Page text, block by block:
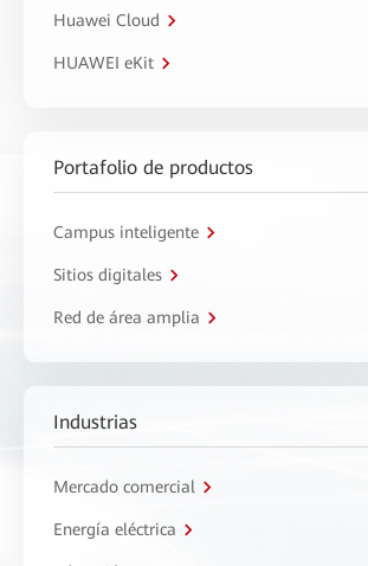
Huawei Cloud
HUAWEI eKit
Portafolio de productos
Campus inteligente
Sitios digitales
Red de área amplia
Industrias
Mercado comercial
Energía eléctrica